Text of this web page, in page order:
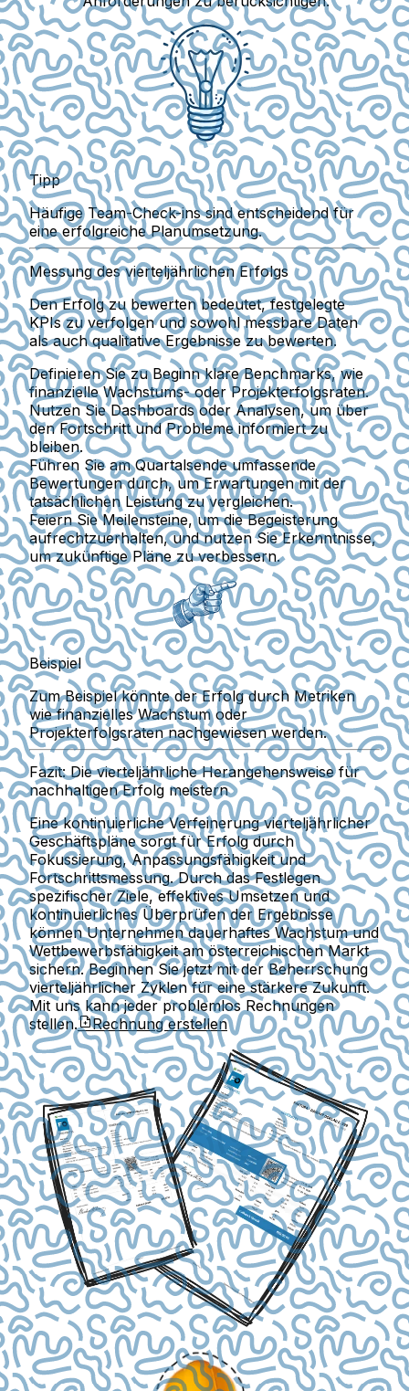
Tipp
Häufige Team-Check-ins sind entscheidend für
eine erfolgreiche Planumsetzung.
Messung des vierteljährlichen Erfolgs
Den Erfolg zu bewerten bedeutet, festgelegte
KPIs zu verfolgen und sowohl messbare Daten
als auch qualitative Ergebnisse zu bewerten.
Definieren Sie zu Beginn klare Benchmarks, wie
finanzielle Wachstums- oder Projekterfolgsraten.
Nutzen Sie Dashboards oder Analysen, um über
den Fortschritt und Probleme informiert zu
bleiben.
Führen Sie am Quartalsende umfassende
Bewertungen durch, um Erwartungen mit der
tatsächlichen Leistung zu vergleichen.
Feiern Sie Meilensteine, um die Begeisterung
aufrechtzuerhalten, und nutzen Sie Erkenntnisse,
um zukünftige Pläne zu verbessern.
Beispiel
Zum Beispiel könnte der Erfolg durch Metriken
wie finanzielles Wachstum oder
Projekterfolgsraten nachgewiesen werden.
Fazit: Die vierteljährliche Herangehensweise für
nachhaltigen Erfolg meistern
Eine kontinuierliche Verfeinerung vierteljährlicher
Geschäftspläne sorgt für Erfolg durch
Fokussierung, Anpassungsfähigkeit und
Fortschrittsmessung. Durch das Festlegen
spezifischer Ziele, effektives Umsetzen und
kontinuierliches Überprüfen der Ergebnisse
können Unternehmen dauerhaftes Wachstum und
Wettbewerbsfähigkeit am österreichischen Markt
sichern. Beginnen Sie jetzt mit der Beherrschung
vierteljährlicher Zyklen für eine stärkere Zukunft.
Mit uns kann jeder problemlos Rechnungen
stellen.
Rechnung erstellen